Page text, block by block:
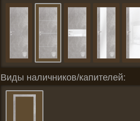
Виды наличников/капителей: